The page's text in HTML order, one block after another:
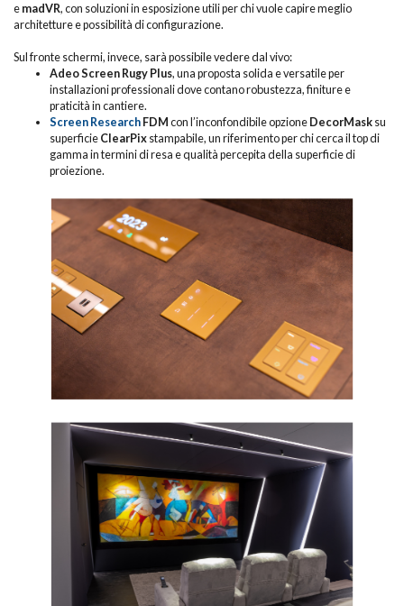
e madVR, con soluzioni in esposizione utili per chi vuole capire meglio
architetture e possibilità di configurazione.
Sul fronte schermi, invece, sarà possibile vedere dal vivo:
Adeo Screen Rugy Plus, una proposta solida e versatile per
installazioni professionali dove contano robustezza, finiture e
praticità in cantiere.
Screen Research FDM con l’inconfondibile opzione DecorMask su
superficie ClearPix stampabile, un riferimento per chi cerca il top di
gamma in termini di resa e qualità percepita della superficie di
proiezione.